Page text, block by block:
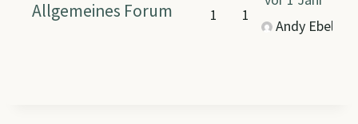
Allgemeines Forum 1 1
Andy Ebels